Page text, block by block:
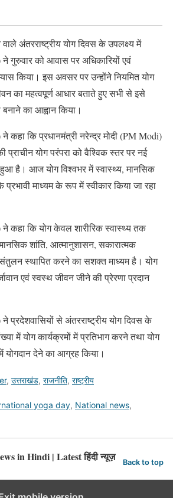
अंतरराष्ट्रीय योग दिवस के उपलक्ष्य में
गुरुवार को आवास पर अधिकारियों एवं
किया। इस अवसर पर उन्होंने नियमित योग
का महत्वपूर्ण आधार बताते हुए सभी से इसे
बनाने का आह्वान किया।
कहा कि प्रधानमंत्री नरेन्द्र मोदी (PM Modi)
योग परंपरा को वैश्विक स्तर पर नई
हुआ है। आज योग विश्वभर में स्वास्थ्य, मानसिक
माध्यम के रूप में स्वीकार किया जा रहा
कहा कि योग केवल शारीरिक स्वास्थ्य तक
शांति, आत्मानुशासन, सकारात्मक
स्थापित करने का सशक्त माध्यम है। योग
एवं स्वस्थ जीवन जीने की प्रेरणा प्रदान
प्रदेशवासियों से अंतरराष्ट्रीय योग दिवस के
में योग कार्यक्रमों में प्रतिभाग करने तथा योग
देने का आग्रह किया।
, उत्तराखंड, राजनीति, राष्ट्रीय
yoga day, National news,
in Hindi | Latest हिंदी न्यूज़ Back to top